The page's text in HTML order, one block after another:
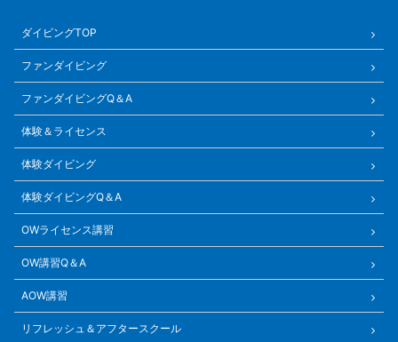
ダイビングTOP
ファンダイビング
ファンダイビングQ＆A
体験＆ライセンス
体験ダイビング
体験ダイビングQ＆A
OWライセンス講習
OW講習Q＆A
AOW講習
リフレッシュ＆アフタースクール